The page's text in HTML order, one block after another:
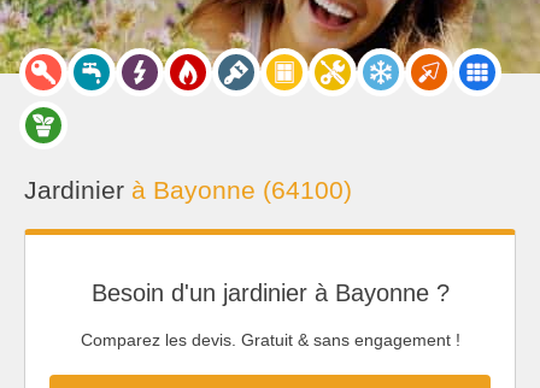
Jardinier à Bayonne (64100)
Besoin d'un jardinier à Bayonne ?
Comparez les devis. Gratuit & sans engagement !